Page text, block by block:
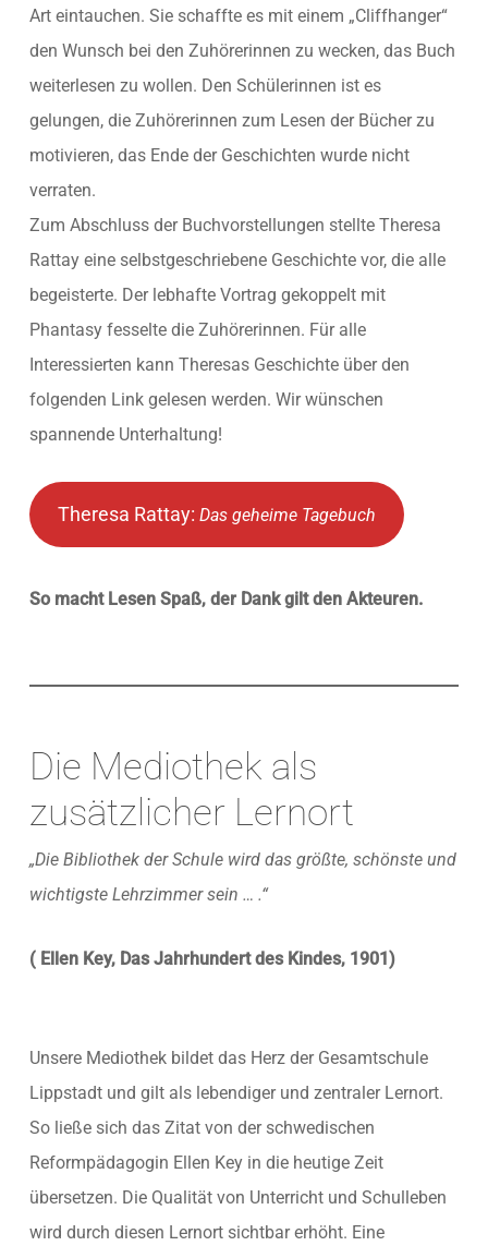
Art eintauchen. Sie schaffte es mit einem „Cliffhanger“
den Wunsch bei den Zuhörerinnen zu wecken, das Buch
weiterlesen zu wollen. Den Schülerinnen ist es
gelungen, die Zuhörerinnen zum Lesen der Bücher zu
motivieren, das Ende der Geschichten wurde nicht
verraten.
Zum Abschluss der Buchvorstellungen stellte Theresa
Rattay eine selbstgeschriebene Geschichte vor, die alle
begeisterte. Der lebhafte Vortrag gekoppelt mit
Phantasy fesselte die Zuhörerinnen. Für alle
Interessierten kann Theresas Geschichte über den
folgenden Link gelesen werden. Wir wünschen
spannende Unterhaltung!
Theresa Rattay: Das geheime Tagebuch
So macht Lesen Spaß, der Dank gilt den Akteuren.
Die Mediothek als
zusätzlicher Lernort
„Die Bibliothek der Schule wird das größte, schönste und
wichtigste Lehrzimmer sein … .“
( Ellen Key, Das Jahrhundert des Kindes, 1901)
Unsere Mediothek bildet das Herz der Gesamtschule
Lippstadt und gilt als lebendiger und zentraler Lernort.
So ließe sich das Zitat von der schwedischen
Reformpädagogin Ellen Key in die heutige Zeit
übersetzen. Die Qualität von Unterricht und Schulleben
wird durch diesen Lernort sichtbar erhöht. Eine